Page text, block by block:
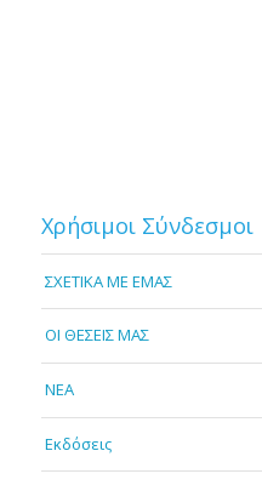
Χρήσιμοι Σύνδεσμοι
ΣΧΕΤΙΚΑ ΜΕ ΕΜΑΣ
OI ΘΕΣΕΙΣ ΜΑΣ
NEA
Εκδόσεις